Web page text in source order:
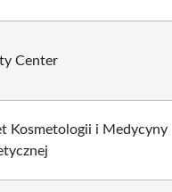
Center
Kosmetologii i Medycyny